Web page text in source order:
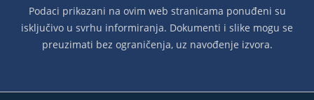
Podaci prikazani na ovim web stranicama ponuđeni su
isključivo u svrhu informiranja. Dokumenti i slike mogu se
preuzimati bez ograničenja, uz navođenje izvora.